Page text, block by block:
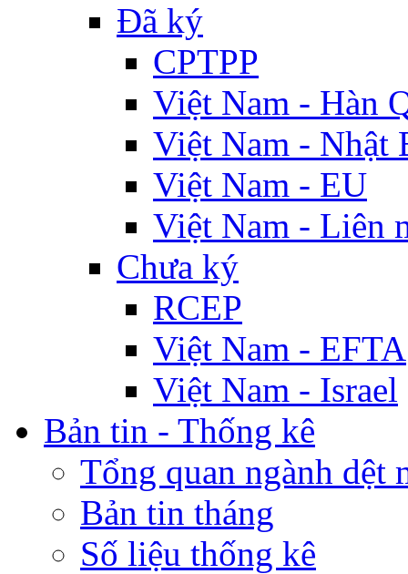
Đã ký
CPTPP
Việt Nam - Hàn
Việt Nam - Nhật
Việt Nam - EU
Việt Nam - Liên
Chưa ký
RCEP
Việt Nam - EFTA
Việt Nam - Israel
Bản tin - Thống kê
Tổng quan ngành dệt
Bản tin tháng
Số liệu thống kê